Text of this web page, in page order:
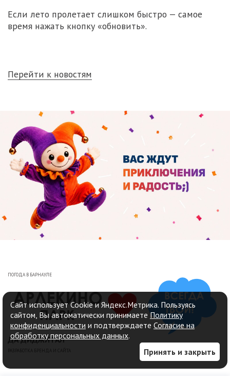
Если лето пролетает слишком быстро — самое
время нажать кнопку «обновить».
Перейти к новостям
ПОГОДА В БАРНАУЛЕ
ДА ДИДЖИТАЛ
РАЗРАБОТКА БРЕНДА И САЙТА
Сайт использует Cookie и Яндекс.Метрика. Пользуясь
сайтом, Вы автоматически принимаетеПолитику
конфиденциальности и подтверждаете Согласие на
обработку персональных данных.
Принять и закрыть